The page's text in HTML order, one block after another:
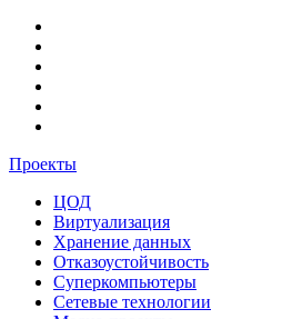
Проекты
ЦОД
Виртуализация
Хранение данных
Отказоустойчивость
Суперкомпьютеры
Сетевые технологии